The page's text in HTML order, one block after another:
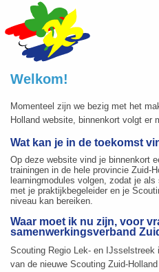
Welkom!
Momenteel zijn we bezig met het
Holland website, binnenkort volgt er
Wat kan je in de toekomst
Op deze website vind je binnenkort
trainingen in de hele provincie Zuid-
learningmodules volgen, zodat je
met je praktijkbegeleider en je
niveau kan bereiken.
Waar moet ik nu zijn, voor
samenwerkingsverband
Scouting Regio Lek- en
van de nieuwe Scouting Zuid-